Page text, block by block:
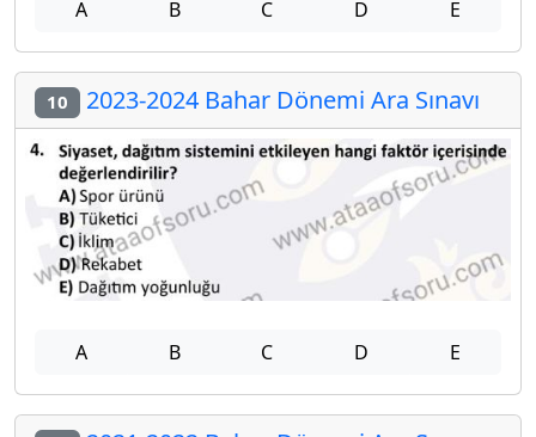
A B C D E
10 2023-2024 Bahar Dönemi Ara Sınavı
A B C D E